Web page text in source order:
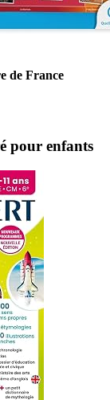
de France
pour enfants